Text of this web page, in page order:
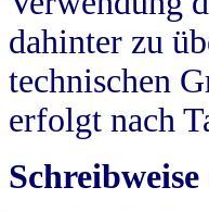
dahinter zu
technischen
erfolgt nach